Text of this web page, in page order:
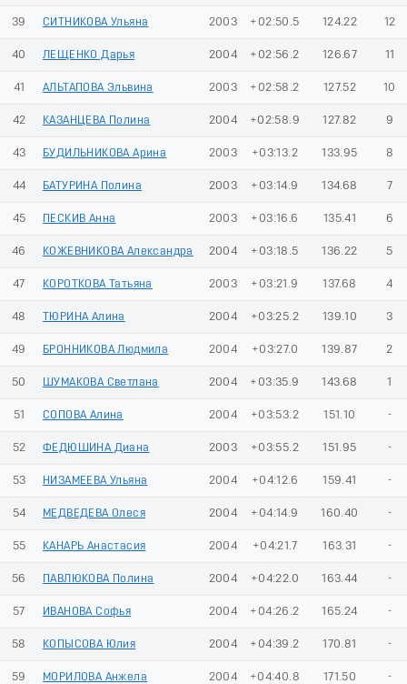
39 СИТНИКОВА Ульяна 2003 +02:50.5 124.22 12
40 ЛЕЩЕНКО Дарья 2004 +02:56.2 126.67 11
41 АЛЬТАПОВА Эльвина 2003 +02:58.2 127.52 10
42 КАЗАНЦЕВА Полина 2004 +02:58.9 127.82 9
43 БУДИЛЬНИКОВА Арина 2003 +03:13.2 133.95 8
44 БАТУРИНА Полина 2003 +03:14.9 134.68 7
45 ПЕСКИВ Анна 2003 +03:16.6 135.41 6
46 КОЖЕВНИКОВА Александра 2004 +03:18.5 136.22 5
47 КОРОТКОВА Татьяна 2003 +03:21.9 137.68 4
48 ТЮРИНА Алина 2004 +03:25.2 139.10 3
49 БРОННИКОВА Людмила 2004 +03:27.0 139.87 2
50 ШУМАКОВА Светлана 2004 +03:35.9 143.68 1
51 СОПОВА Алина 2004 +03:53.2 151.10 -
52 ФЕДЮШИНА Диана 2003 +03:55.2 151.95 -
53 НИЗАМЕЕВА Ульяна 2004 +04:12.6 159.41 -
54 МЕДВЕДЕВА Олеся 2004 +04:14.9 160.40 -
55 КАНАРЬ Анастасия 2004 +04:21.7 163.31 -
56 ПАВЛЮКОВА Полина 2004 +04:22.0 163.44 -
57 ИВАНОВА Софья 2004 +04:26.2 165.24 -
58 КОПЫСОВА Юлия 2004 +04:39.2 170.81 -
59 МОРИЛОВА Анжела 2004 +04:40.8 171.50 -